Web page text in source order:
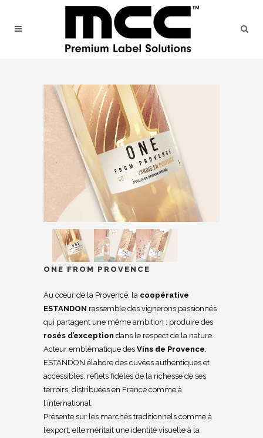
ONE FROM PROVENCE
Au cœur de la Provence, la coopérative
ESTANDON rassemble des vignerons passionnés
qui partagent une même ambition : produire des
rosés d’exception dans le respect de la nature.
Acteur emblématique des Vins de Provence
ESTANDON élabore des cuvées authentiques et
accessibles, reflets fidèles de la richesse de ses
terroirs, distribuées en France comme à
l’international.
Présente sur les marchés traditionnels comme à
l’export, elle méritait une identité visuelle à la